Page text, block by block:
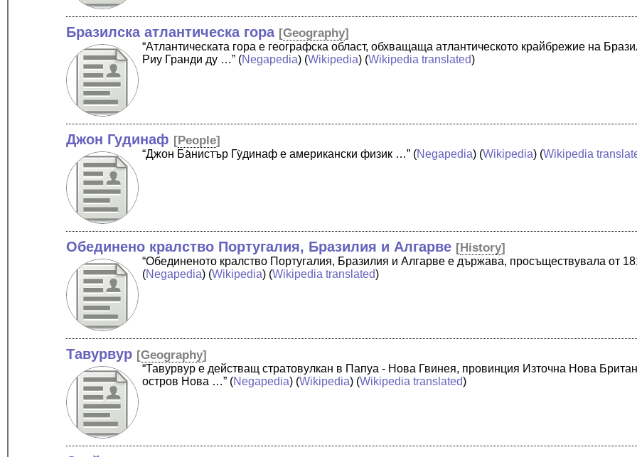
Бразилска атлантическа гора [Geography]
“Атлантическата гора е географска област, обхващаща атлантическото крайбрежие на
Риу Гранди ду …” (Negapedia) (Wikipedia) (Wikipedia translated)
Джон Гудинаф [People]
“Джон Ба̀нистър Гу̀динаф е американски физик …” (Negapedia) (Wikipedia) (Wikipedia
Обединено кралство Португалия, Бразилия и Алгарве [History]
“Обединеното кралство Португалия, Бразилия и Алгарве е държава, просъществувала от
(Negapedia) (Wikipedia) (Wikipedia translated)
Тавурвур [Geography]
“Тавурвур е действащ стратовулкан в Папуа - Нова Гвинея, провинция Източна Нова
остров Нова …” (Negapedia) (Wikipedia) (Wikipedia translated)